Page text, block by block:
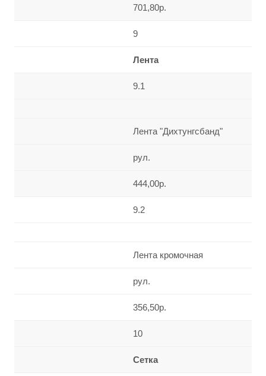
701,80р.
9
Лента
9.1
Лента "Дихтунгсбанд"
рул.
444,00р.
9.2
Лента кромочная
рул.
356,50р.
10
Сетка